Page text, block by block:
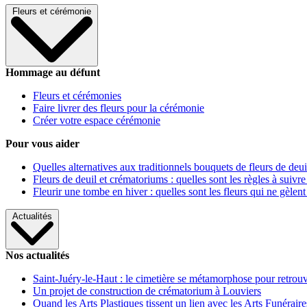
Fleurs et cérémonie
Hommage au défunt
Fleurs et cérémonies
Faire livrer des fleurs pour la cérémonie
Créer votre espace cérémonie
Pour vous aider
Quelles alternatives aux traditionnels bouquets de fleurs de
Fleurs de deuil et crématoriums : quelles sont les règles à
Fleurir une tombe en hiver : quelles sont les fleurs qui ne gèlent
Actualités
Nos actualités
Saint-Juéry-le-Haut : le cimetière se métamorphose pour
Un projet de construction de crématorium à Louviers
Quand les Arts Plastiques tissent un lien avec les Arts